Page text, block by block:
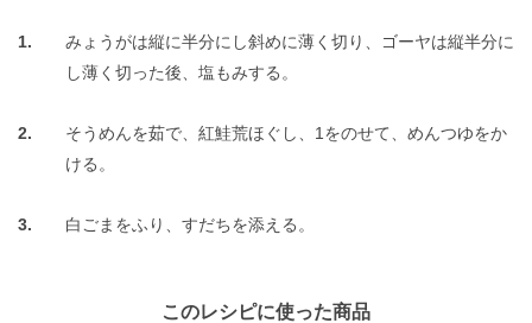
みょうがは縦に半分にし斜めに薄く切り、ゴーヤは縦半分に
し薄く切った後、塩もみする。
そうめんを茹で、紅鮭荒ほぐし、1をのせて、めんつゆをか
ける。
白ごまをふり、すだちを添える。
このレシピに使った商品